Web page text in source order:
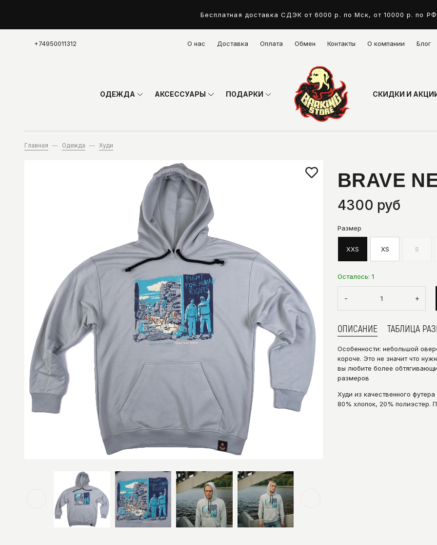
Бесплатная доставка СДЭК от 6000 р. по Мск, от 10000 р. по
+74950011312 О нас Доставка Оплата Обмен Контакты О компании Блог
ОДЕЖДА АКСЕССУАРЫ ПОДАРКИ СКИДКИ И
Главная Одежда Худи
BRAVE
4300 руб
Размер
XXS XS S
Осталось: 1
- +
ОПИСАНИЕ
Особенности: небольшой
короче. Это не значит что
вы любите более
размеров
Худи из качественного
80% хлопок, 20% полиэстер.
ТАБЛИЦА